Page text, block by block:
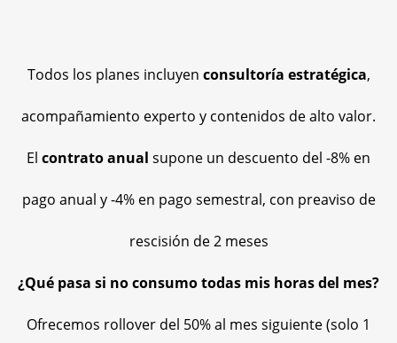
Todos los planes incluyen consultoría estratégica,
acompañamiento experto y contenidos de alto valor.
El contrato anual supone un descuento del -8% en
pago anual y -4% en pago semestral, con preaviso de
rescisión de 2 meses
¿Qué pasa si no consumo todas mis horas del mes?
Ofrecemos rollover del 50% al mes siguiente (solo 1